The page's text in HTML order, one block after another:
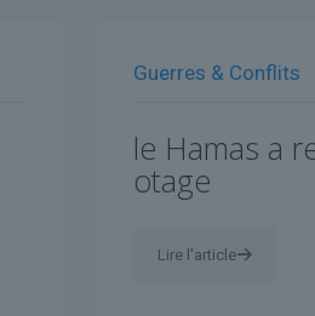
Guerres & Conflits
le Hamas a
otage
Lire l'article